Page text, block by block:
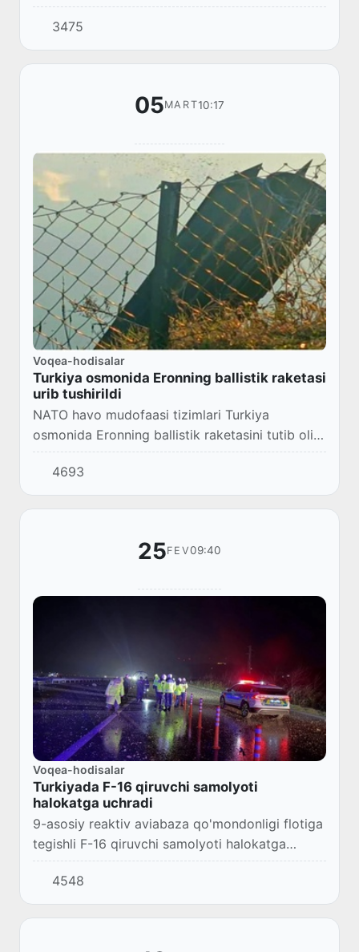
Baxtiyor Saidovni qabul qildi.
3475
05MART10:17
Voqea-hodisalar
Turkiya osmonida Eronning ballistik raketasi
urib tushirildi
NATO havo mudofaasi tizimlari Turkiya
osmonida Eronning ballistik raketasini tutib olib,
yo‘q qildi.
4693
25FEV09:40
Voqea-hodisalar
Turkiyada F-16 qiruvchi samolyoti
halokatga uchradi
9-asosiy reaktiv aviabaza qo'mondonligi flotiga
tegishli F-16 qiruvchi samolyoti halokatga
uchradi, oqibatda uchuvchi halok bo'ldi.
4548